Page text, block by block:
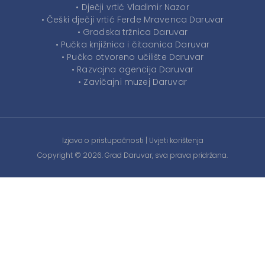
• Dječji vrtić Vladimir Nazor
• Češki dječji vrtić Ferde Mravenca Daruvar
• Gradska tržnica Daruvar
• Pučka knjižnica i čitaonica Daruvar
• Pučko otvoreno učilište Daruvar
• Razvojna agencija Daruvar
• Zavičajni muzej Daruvar
Izjava o pristupačnosti | Uvjeti korištenja
Copyright © 2026. Grad Daruvar, sva prava pridržana.